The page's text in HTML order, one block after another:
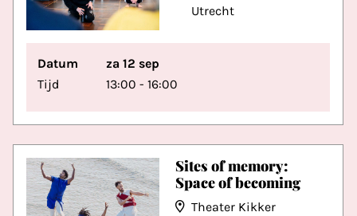
Utrecht
Datum
za 12 sep
Tijd
13:00 - 16:00
Sites of memory:
Space of becoming
Theater Kikker